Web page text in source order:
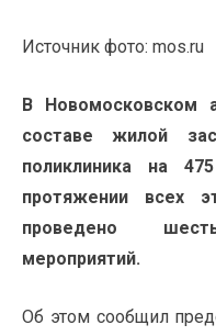
Источник фото: mos.ru
В Новомосковском
составе жилой
поликлиника на
протяжении всех
проведено
мероприятий.
Об этом сообщил